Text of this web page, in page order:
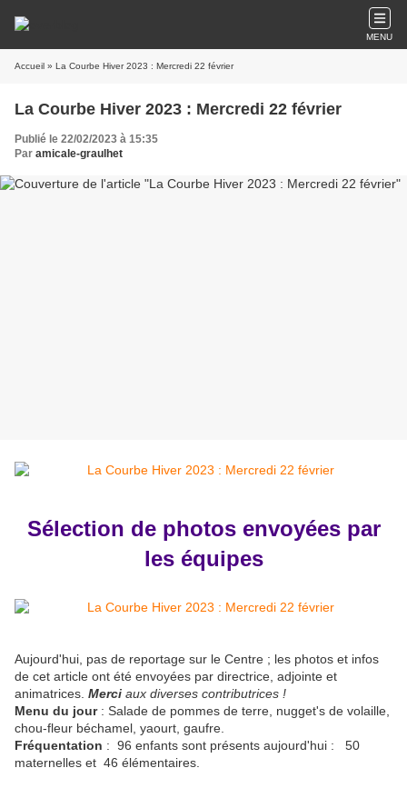
MENU
Accueil » La Courbe Hiver 2023 : Mercredi 22 février
La Courbe Hiver 2023 : Mercredi 22 février
Publié le 22/02/2023 à 15:35
Par amicale-graulhet
Sélection de photos envoyées par
les équipes
Aujourd'hui, pas de reportage sur le Centre ; les photos et infos
de cet article ont été envoyées par directrice, adjointe et
animatrices. Merci aux diverses contributrices !
Menu du jour: Salade de pommes de terre, nugget's de volaille,
chou-fleur béchamel, yaourt, gaufre.
Fréquentation : 96 enfants sont présents aujourd'hui : 50
maternelles et 46 élémentaires.